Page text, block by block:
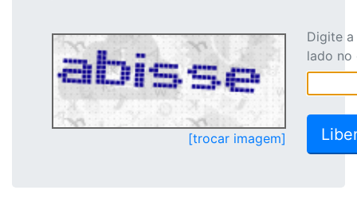
[trocar imagem]
Digite
lado no